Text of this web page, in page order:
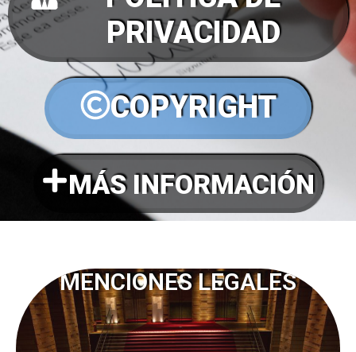
PRIVACIDAD
COPYRIGHT
MÁS INFORMACIÓN
MENCIONES LEGALES